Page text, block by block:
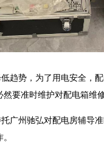
趋势，为了用电安全，
要准时维护对配电箱维修
广州驰弘对配电房辅